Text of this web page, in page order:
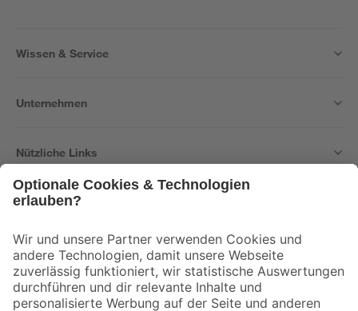
Wissen & Service
Unternehmen
Nützliche Links
Der toom Newsletter: Keine Angebote und Aktionen mehr verpassen!
Zur Newsletter Anmeldung